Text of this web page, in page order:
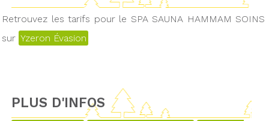
Retrouvez les tarifs pour le SPA SAUNA HAMMAM SOINS
sur Yzeron Évasion
PLUS D'INFOS